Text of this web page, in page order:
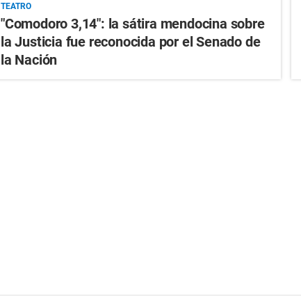
TEATRO
"Comodoro 3,14": la sátira mendocina sobre
la Justicia fue reconocida por el Senado de
la Nación